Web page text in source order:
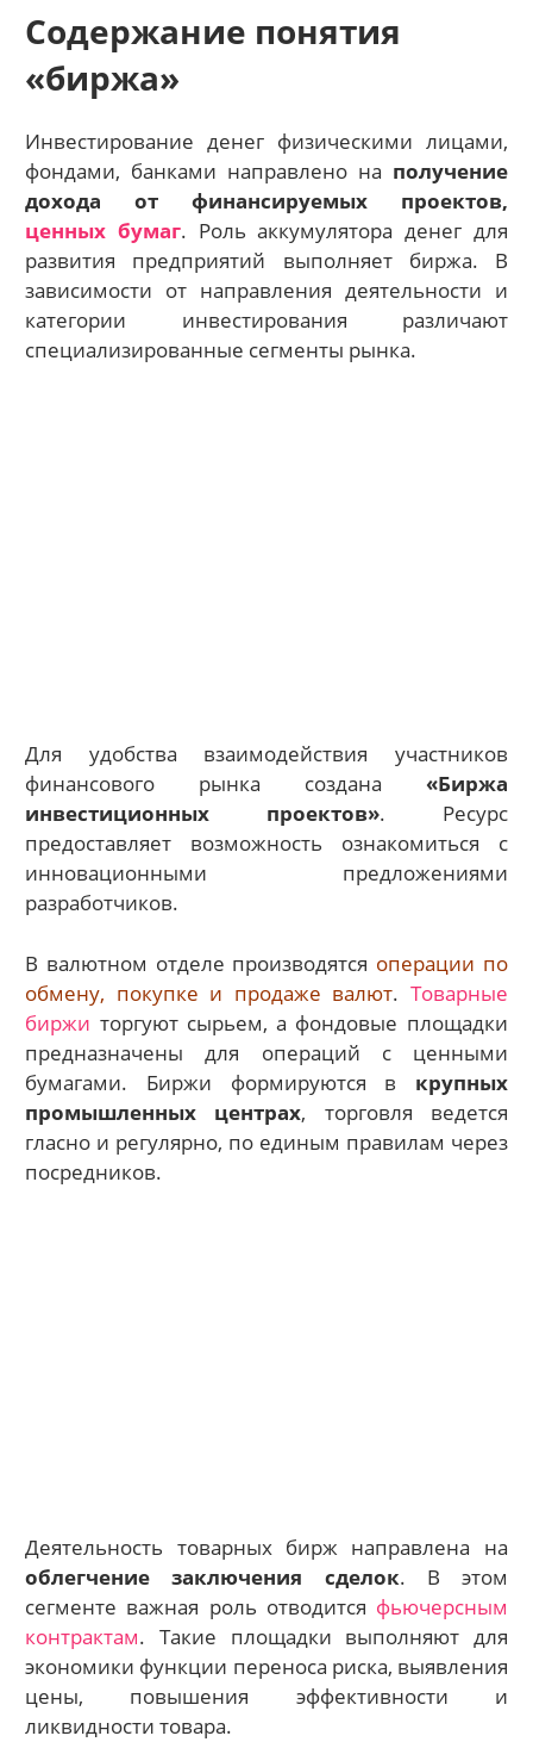
Содержание понятия
«биржа»
Инвестирование денег физическими лицами,
фондами, банками направлено на получение
дохода от финансируемых проектов,
ценных бумаг. Роль аккумулятора денег для
развития предприятий выполняет биржа. В
зависимости от направления деятельности и
категории инвестирования различают
специализированные сегменты рынка.
Для удобства взаимодействия участников
финансового рынка создана «Биржа
инвестиционных проектов». Ресурс
предоставляет возможность ознакомиться с
инновационными предложениями
разработчиков.
В валютном отделе производятся операции по
обмену, покупке и продаже валют. Товарные
биржи торгуют сырьем, а фондовые площадки
предназначены для операций с ценными
бумагами. Биржи формируются в крупных
промышленных центрах, торговля ведется
гласно и регулярно, по единым правилам через
посредников.
Деятельность товарных бирж направлена на
облегчение заключения сделок. В этом
сегменте важная роль отводится фьючерсным
контрактам. Такие площадки выполняют для
экономики функции переноса риска, выявления
цены, повышения эффективности и
ликвидности товара.